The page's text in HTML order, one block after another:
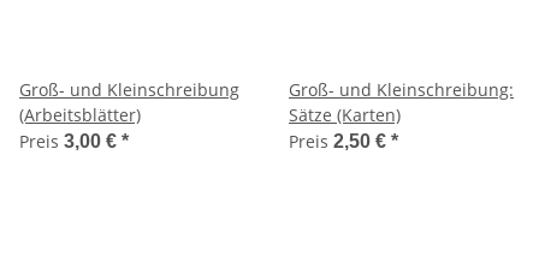
Groß- und Kleinschreibung
(Arbeitsblätter)
Preis 3,00 € *
Groß- und Kleinschreibung:
Sätze (Karten)
Preis 2,50 € *